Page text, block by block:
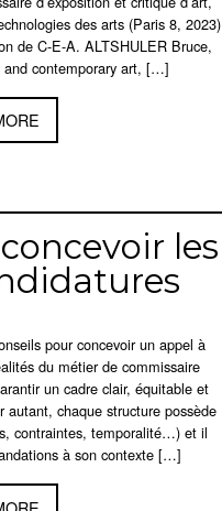
des arts (Paris 8, 2023)
de C-E-A. ALTSHULER Bruce,
and contemporary art, […]
les
pour concevoir un appel à
du métier de commissaire
un cadre clair, équitable et
autant, chaque structure possède
contraintes, temporalité…) et il
à son contexte […]